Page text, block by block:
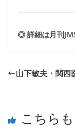
◎ 詳細は月刊
山下敏夫・関西
こちら